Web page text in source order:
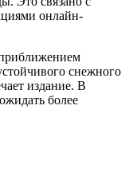
онлайн-
снежного
издание. В
более